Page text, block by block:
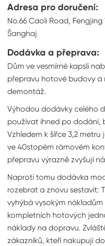
Adresa pro doručení:
No.66 Caoli Road,
Šanghaj
Dodávka a přeprava:
Dům ve vesmírné kapsli
přepravu hotové budovy a
demontáž.
Výhodou dodávky celého
používat ihned po dodání,
Vzhledem k šířce 3,2
ve 40stopém rámovém
přepravu výrazně zvyšují
Naproti tomu dodávka
rozebrat a znovu sestavit:
vyhýbá vysokým
kompletních hotových
náklady na dopravu.
zákazníků, kteří nakupují